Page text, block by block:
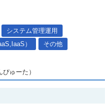
システム管理運用
） その他
ぴゅーた）